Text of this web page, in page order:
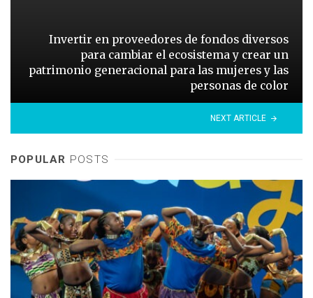
Invertir en proveedores de fondos diversos
para cambiar el ecosistema y crear un
patrimonio generacional para las mujeres y las
personas de color
NEXT ARTICLE
POPULAR POSTS